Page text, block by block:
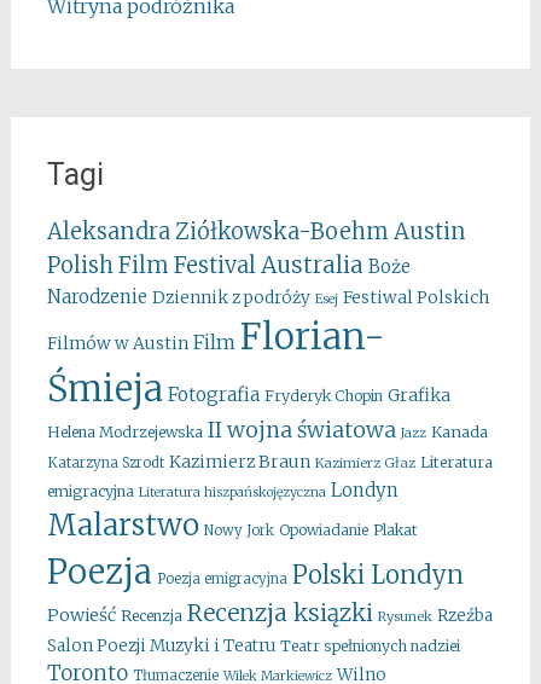
Witryna podróżnika
Tagi
Aleksandra Ziółkowska-Boehm Austin
Polish Film FestivalAustralia Boże
Narodzenie Dziennik z podróży Esej Festiwal Polskich
Filmów w Austin Film Florian-
Śmieja Fotografia Fryderyk Chopin Grafika
Helena Modrzejewska II wojna światowa Jazz Kanada
Katarzyna Szrodt Kazimierz Braun Kazimierz Głaz Literatura
emigracyjna Literatura hiszpańskojęzyczna Londyn
Malarstwo Nowy Jork Opowiadanie Plakat
Poezja Poezja emigracyjna Polski Londyn
Powieść Recenzja Recenzja ksiązki Rysunek Rzeźba
Salon Poezji Muzyki i Teatru Teatr spełnionych nadziei
Toronto Tłumaczenie Wilek Markiewicz Wilno